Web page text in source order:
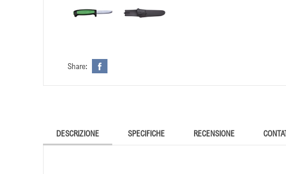
Share:
DESCRIZIONE SPECIFICHE RECENSIONE